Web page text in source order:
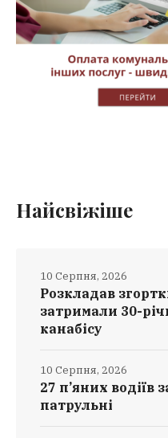
Найсвіжіше
Розкладав
затримали 30-
канабісу
10 Серпня, 2026
27 п’яних водіїв
патрульні
10 Серпня, 2026